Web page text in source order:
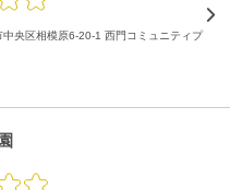
中央区相模原6-20-1 西門コミュニティプ